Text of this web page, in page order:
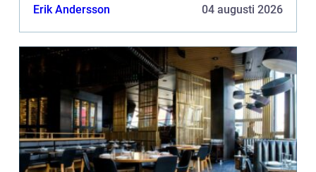
Erik Andersson 04 augusti 2026